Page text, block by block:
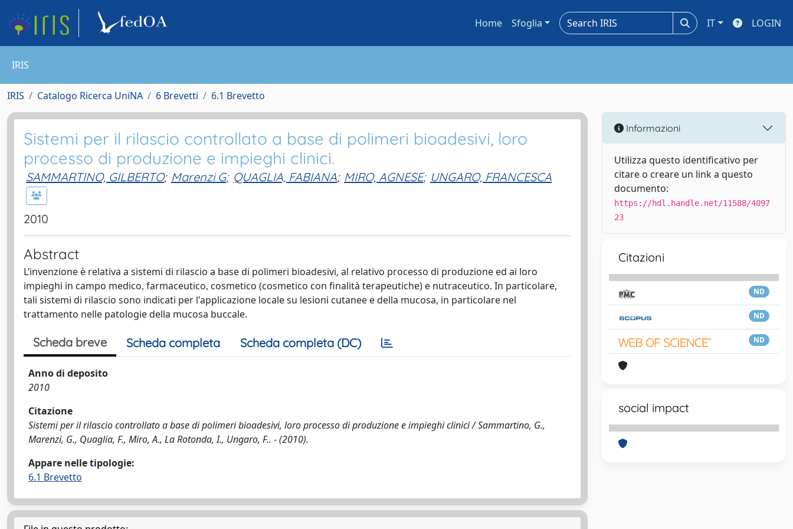
Home Sfoglia IT LOGIN
IRIS
IRIS Catalogo Ricerca UniNA 6 Brevetti 6.1 Brevetto
Sistemi per il rilascio controllato a base di polimeri bioadesivi, loro
processo di produzione e impieghi clinici.
SAMMARTINO, GILBERTO; Marenzi G; QUAGLIA, FABIANA; MIRO, AGNESE; UNGARO, FRANCESCA
2010
Abstract
L’invenzione è relativa a sistemi di rilascio a base di polimeri bioadesivi, al relativo processo di produzione ed ai loro
impieghi in campo medico, farmaceutico, cosmetico (cosmetico con finalità terapeutiche) e nutraceutico. In particolare,
tali sistemi di rilascio sono indicati per l'applicazione locale su lesioni cutanee e della mucosa, in particolare nel
trattamento nelle patologie della mucosa buccale.
Scheda breve Scheda completa Scheda completa (DC)
Anno di deposito
2010
Citazione
Sistemi per il rilascio controllato a base di polimeri bioadesivi, loro processo di produzione e impieghi clinici / Sammartino, G.,
Marenzi, G., Quaglia, F., Miro, A., La Rotonda, I., Ungaro, F.. - (2010).
Appare nelle tipologie:
6.1 Brevetto
Informazioni
Utilizza questo identificativo per
citare o creare un link a questo
documento:
https://hdl.handle.net/11588/4097
23
Citazioni
ND
ND
ND
social impact